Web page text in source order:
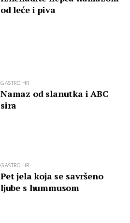
od leće i piva
GASTRO.HR
Namaz od slanutka i ABC
sira
GASTRO.HR
Pet jela koja se savršeno
ljube s hummusom